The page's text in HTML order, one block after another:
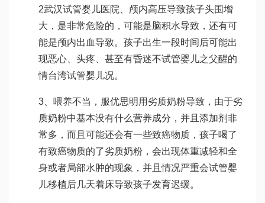
2武汉试管婴儿医院、颅内高压导致孩子头围增
大，是非常危险的，可能是脑积水导致，还有可
能是颅内出血导致。孩子出生一段时间后可能出
现恶心、头疼、甚至有昏迷不试管婴儿之父醒的
情台湾试管婴儿况。
3、喂养不当，服优思明用劣质奶粉导致，由于劣
质奶粉中基本没有什么营养成分，并且添加剂非
常多，而且可能还会有一些致癌物质，孩子喝了
有致癌物质的了劣质奶粉，会出现体重减轻和全
身或者局部水肿的现象，并且情况严重会试管婴
儿移植后几天着床导致孩子发育迟缓。